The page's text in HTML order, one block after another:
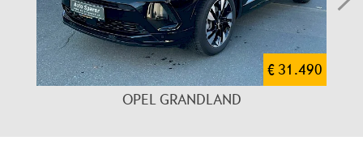
€ 31.490
OPEL GRANDLAND